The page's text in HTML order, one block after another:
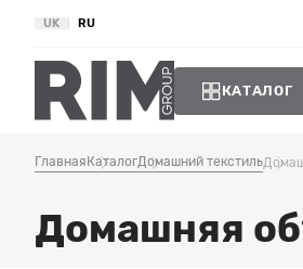
UK RU
КАТАЛОГ
Главная КаталогДомашний текстиль
Домашняя